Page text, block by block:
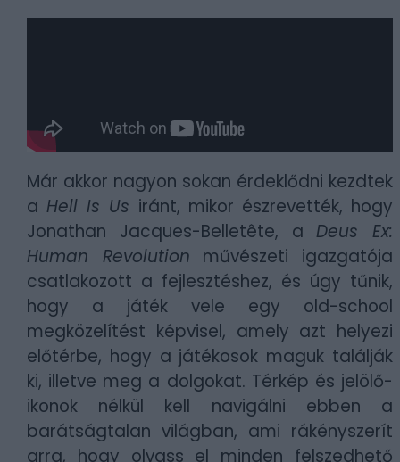
Már akkor nagyon sokan érdeklődni kezdtek
aHell Is Us iránt, mikor észrevették, hogy
Jonathan Jacques-Belletête, aDeus Ex:
Human Revolution művészeti igazgatója
csatlakozott a fejlesztéshez, és úgy tűnik,
hogy a játék vele egy old-school
megközelítést képvisel, amely azt helyezi
előtérbe, hogy a játékosok maguk találják
ki, illetve meg a dolgokat. Térkép és jelölő-
ikonok nélkül kell navigálni ebben a
barátságtalan világban, ami rákényszerít
arra, hogy olvass el minden felszedhető